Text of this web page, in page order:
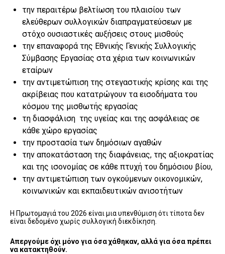
την περαιτέρω βελτίωση του πλαισίου των
ελεύθερων συλλογικών διαπραγματεύσεων με
στόχο ουσιαστικές αυξήσεις στους μισθούς
την επαναφορά της Εθνικής Γενικής Συλλογικής
Σύμβασης Εργασίας στα χέρια των κοινωνικών
εταίρων
την αντιμετώπιση της στεγαστικής κρίσης και της
ακρίβειας που κατατρώγουν τα εισοδήματα του
κόσμου της μισθωτής εργασίας
τη διασφάλιση της υγείας και της ασφάλειας σε
κάθε χώρο εργασίας
την προστασία των δημόσιων αγαθών
την αποκατάσταση της διαφάνειας, της αξιοκρατίας
και της ισονομίας σε κάθε πτυχή του δημόσιου βίου,
την αντιμετώπιση των ογκούμενων οικονομικών,
κοινωνικών και εκπαιδευτικών ανισοτήτων
Η Πρωτομαγιά του 2026 είναι μια υπενθύμιση ότι τίποτα δεν
είναι δεδομένο χωρίς συλλογική διεκδίκηση.
Απεργούμε όχι μόνο για όσα χάθηκαν, αλλά για όσα πρέπει
να κατακτηθούν.